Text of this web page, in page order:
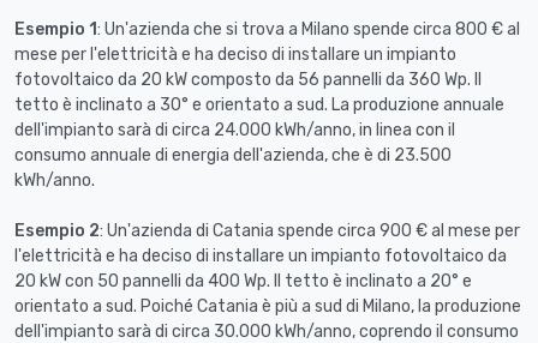
Esempio 1: Un'azienda che si trova a Milano spende circa 800 € al
mese per l'elettricità e ha deciso di installare un impianto
fotovoltaico da 20 kW composto da 56 pannelli da 360 Wp. Il
tetto è inclinato a 30° e orientato a sud. La produzione annuale
dell'impianto sarà di circa 24.000 kWh/anno, in linea con il
consumo annuale di energia dell'azienda, che è di 23.500
kWh/anno.
Esempio 2: Un'azienda di Catania spende circa 900 € al mese per
l'elettricità e ha deciso di installare un impianto fotovoltaico da
20 kW con 50 pannelli da 400 Wp. Il tetto è inclinato a 20° e
orientato a sud. Poiché Catania è più a sud di Milano, la produzione
dell'impianto sarà di circa 30.000 kWh/anno, coprendo il consumo